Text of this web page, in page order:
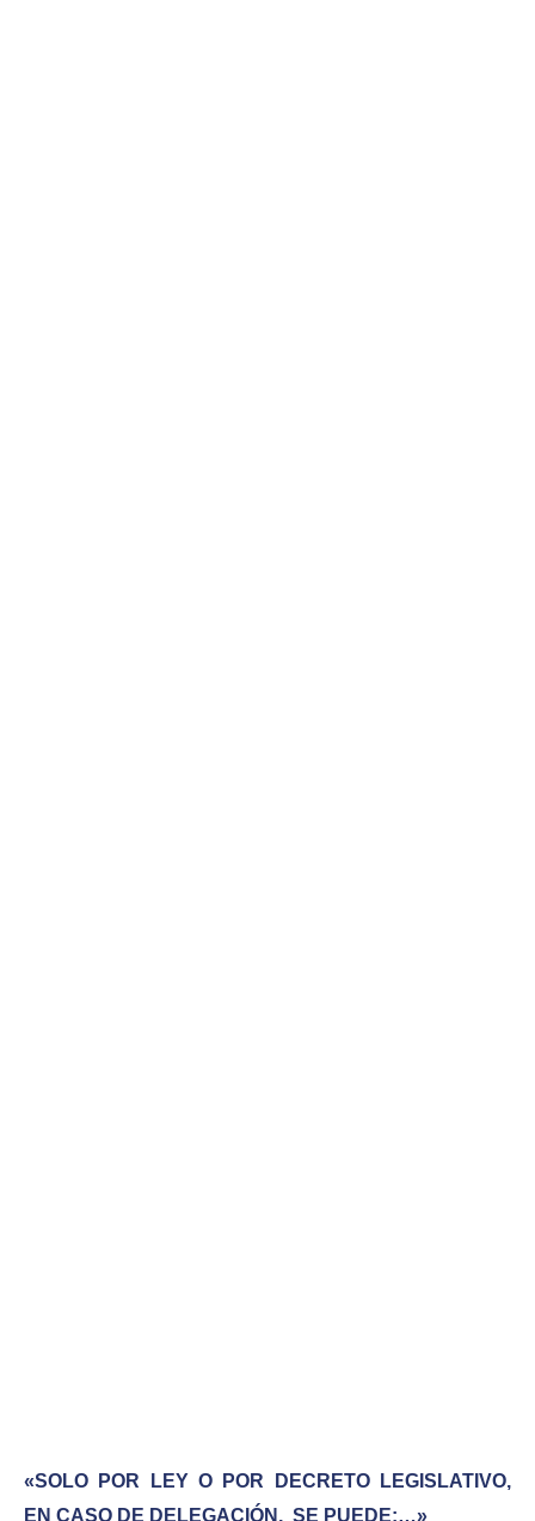
«SOLO POR LEY O POR DECRETO LEGISLATIVO,
EN CASO DE DELEGACIÓN, SE PUEDE:…»